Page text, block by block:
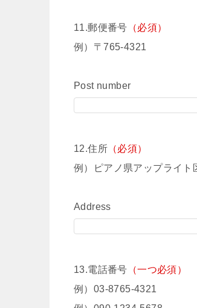
11.郵便番号 （必須）
例）〒765-4321
Post number
12.住所 （必須）
例）ピアノ県アップライト
Address
13.電話番号 （一つ必須）
例）03-8765-4321